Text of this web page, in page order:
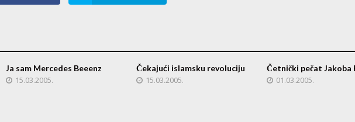
Ja sam Mercedes Beeenz
15.03.2005.
Čekajući islamsku revoluciju
15.03.2005.
Četnički pečat Jakoba
01.03.2005.